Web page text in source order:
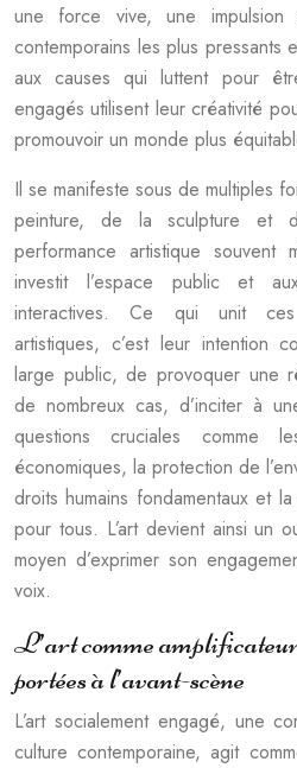
une force vive, une
contemporains les plus pressants
aux causes qui luttent pour
engagés utilisent leur créativité
promouvoir un monde plus
Il se manifeste sous de multiples
peinture, de la sculpture et
performance artistique
investit l’espace public et
interactives. Ce qui unit ces
artistiques, c’est leur intention
large public, de provoquer une
de nombreux cas, d’inciter à
questions cruciales comme
économiques, la protection de
droits humains fondamentaux et
pour tous. L’art devient ainsi un
moyen d’exprimer son
voix.
L’art comme amplificateur
portées à l’avant-scène
L’art socialement engagé, une
culture contemporaine, agit